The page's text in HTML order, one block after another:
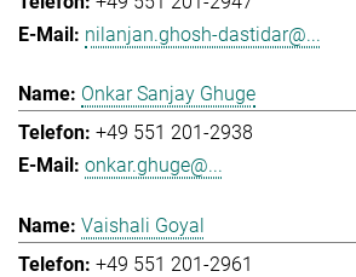
nilanjan.ghosh-dastidar@...
Onkar Sanjay Ghuge
+49 551 201-2938
onkar.ghuge@...
Vaishali Goyal
+49 551 201-2961